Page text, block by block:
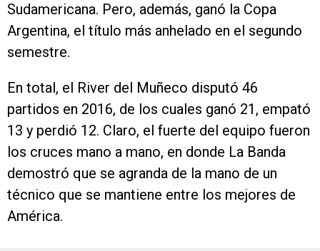
Sudamericana. Pero, además, ganó la Copa
Argentina, el título más anhelado en el segundo
semestre.
En total, el River del Muñeco disputó 46
partidos en 2016, de los cuales ganó 21, empató
13 y perdió 12. Claro, el fuerte del equipo fueron
los cruces mano a mano, en donde La Banda
demostró que se agranda de la mano de un
técnico que se mantiene entre los mejores de
América.